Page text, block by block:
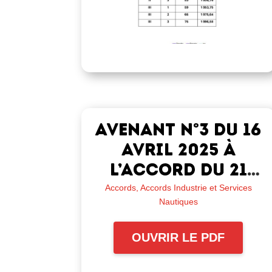
Avenant n°3 du 16
avril 2025 à
l’accord du 21
septembre 2015
relatif au régime
de couverture
complémentaire
Accords, Accords Industrie et Services
Nautiques
OUVRIR LE PDF